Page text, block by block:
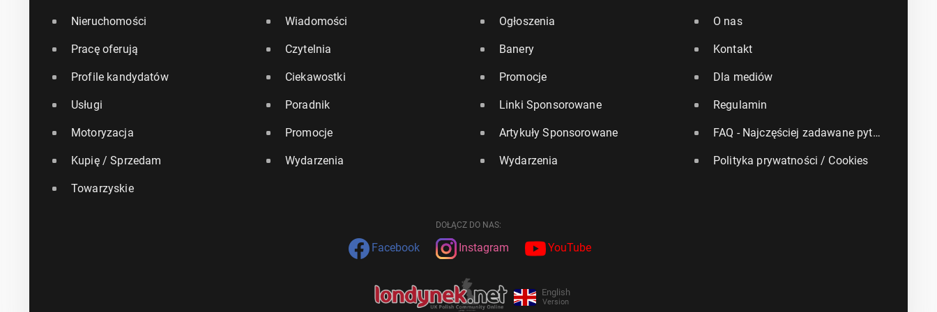
Nieruchomości
Pracę oferują
Profile kandydatów
Usługi
Motoryzacja
Kupię / Sprzedam
Towarzyskie
Wiadomości
Czytelnia
Ciekawostki
Poradnik
Promocje
Wydarzenia
Ogłoszenia
Banery
Promocje
Linki Sponsorowane
Artykuły Sponsorowane
Wydarzenia
O nas
Kontakt
Dla mediów
Regulamin
FAQ - Najczęściej zadawane pytania
Polityka prywatności / Cookies
DOŁĄCZ DO NAS:
Facebook Instagram YouTube
English
Version